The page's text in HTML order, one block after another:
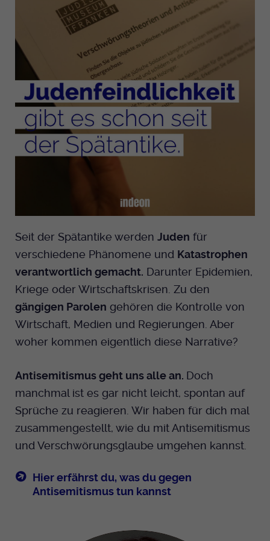
Seit der Spätantike werden Juden für
verschiedene Phänomene und Katastrophen
verantwortlich gemacht. Darunter Epidemien,
Kriege oder Wirtschaftskrisen. Zu den
gängigen Parolen gehören die Kontrolle von
Wirtschaft, Medien und Regierungen. Aber
woher kommen eigentlich diese Narrative?
Antisemitismus geht uns alle an. Doch
manchmal ist es gar nicht leicht, spontan auf
Sprüche zu reagieren. Wir haben für dich mal
zusammengestellt, wie du mit Antisemitismus
und Verschwörungsglaube umgehen kannst.
Hier erfährst du, was du gegen
Antisemitismus tun kannst